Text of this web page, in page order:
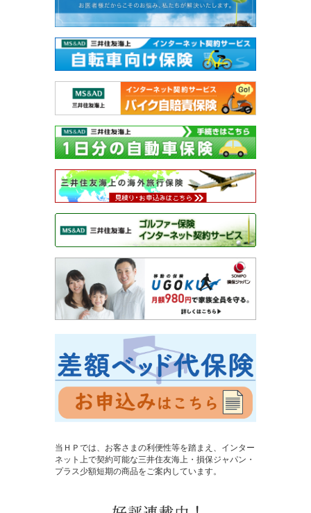
当ＨＰでは、お客さまの利便性等を踏まえ、インター
ネット上で契約可能な三井住友海上・損保ジャパン・
プラス少額短期の商品をご案内しています。